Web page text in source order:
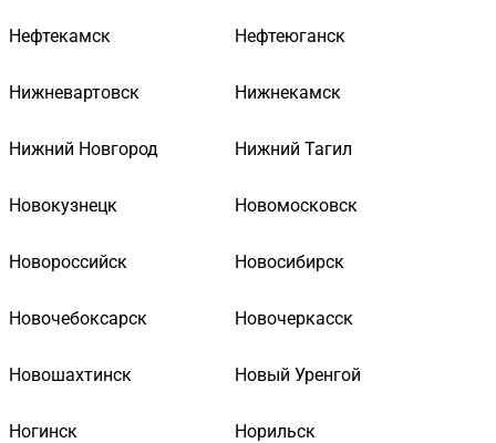
Нефтекамск Нефтеюганск
Нижневартовск Нижнекамск
Нижний Новгород Нижний Тагил
Новокузнецк Новомосковск
Новороссийск Новосибирск
Новочебоксарск Новочеркасск
Новошахтинск Новый Уренгой
Ногинск Норильск